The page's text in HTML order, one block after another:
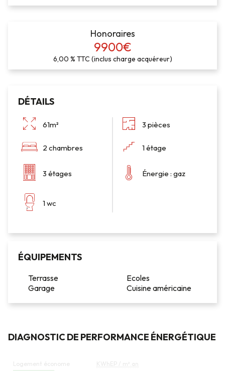
Honoraires
9900€
6,00 % TTC (inclus charge acquéreur)
DÉTAILS
61m² 3 pièces
2 chambres 1 étage
3 étages Énergie : gaz
1 wc
ÉQUIPEMENTS
Terrasse
Ecoles
Garage
Cuisine américaine
DIAGNOSTIC DE PERFORMANCE ÉNERGÉTIQUE
DE
Logement économe KWhEP / m².an